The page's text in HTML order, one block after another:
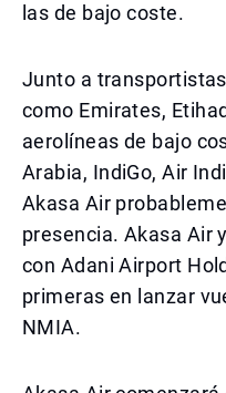
las de bajo coste.
Junto a
como Emirates,
aerolíneas de bajo
Arabia, IndiGo, Air
Akasa Air
presencia. Akasa Air
con Adani Airport
primeras en lanzar
NMIA.